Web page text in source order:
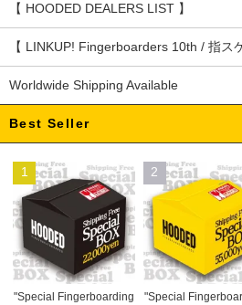
【 HOODED DEALERS LIST 】
【 LINKUP! Fingerboarders 10th / 指ス
Worldwide Shipping Available
Best Seller
1
"Special Fingerboarding
2
"Special